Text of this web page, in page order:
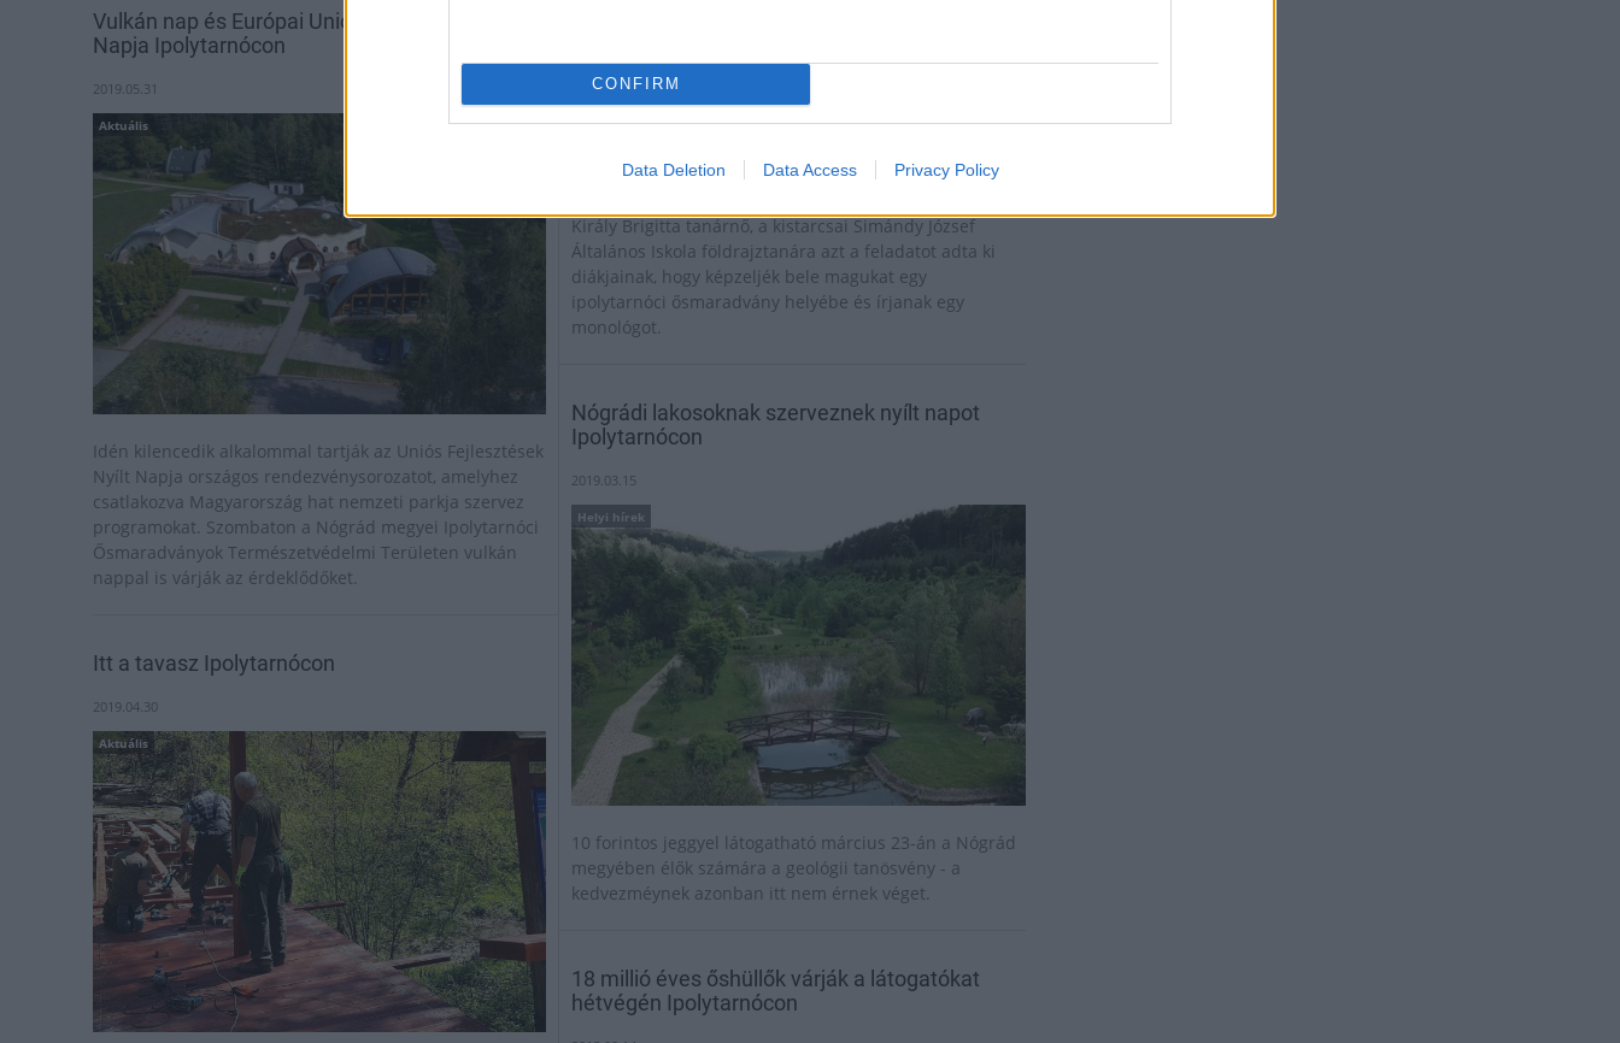
CONFIRM
Data Deletion Data Access Privacy Policy
Vulkán nap és Európai Uniós Fejlesztések Nyílt
Napja Ipolytarnócon
2019.05.31
Aktuális
Idén kilencedik alkalommal tartják az Uniós Fejlesztések
Nyílt Napja országos rendezvénysorozatot, amelyhez
csatlakozva Magyarország hat nemzeti parkja szervez
programokat. Szombaton a Nógrád megyei Ipolytarnóci
Ősmaradványok Természetvédelmi Területen vulkán
nappal is várják az érdeklődőket.
Itt a tavasz Ipolytarnócon
2019.04.30
Aktuális
Király Brigitta tanárnő, a kistarcsai Simándy József
Általános Iskola földrajztanára azt a feladatot adta ki
diákjainak, hogy képzeljék bele magukat egy
ipolytarnóci ősmaradvány helyébe és írjanak egy
monológot.
Nógrádi lakosoknak szerveznek nyílt napot
Ipolytarnócon
2019.03.15
Helyi hírek
10 forintos jeggyel látogatható március 23-án a Nógrád
megyében élők számára a geológii tanösvény - a
kedvezméynek azonban itt nem érnek véget.
18 millió éves őshüllők várják a látogatókat
hétvégén Ipolytarnócon